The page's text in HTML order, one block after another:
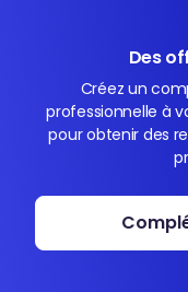
Des
Créez un
professionnelle à
pour obtenir des